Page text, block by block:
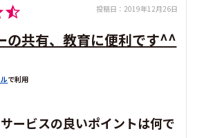
投稿日： 2019年12月26日
の共有、教育に便利です^^
で利用
ービスの良いポイントは何で